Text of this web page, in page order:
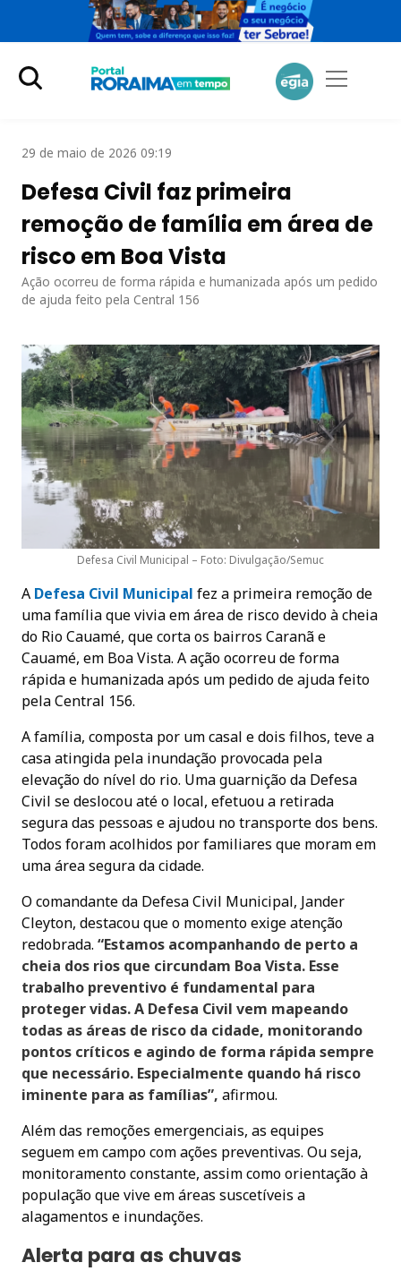
29 de maio de 2026 09:19
Defesa Civil faz primeira
remoção de família em área de
risco em Boa Vista
Ação ocorreu de forma rápida e humanizada após um pedido
de ajuda feito pela Central 156
Defesa Civil Municipal – Foto: Divulgação/Semuc
A Defesa Civil Municipal fez a primeira remoção de
uma família que vivia em área de risco devido à cheia
do Rio Cauamé, que corta os bairros Caranã e
Cauamé, em Boa Vista. A ação ocorreu de forma
rápida e humanizada após um pedido de ajuda feito
pela Central 156.
A família, composta por um casal e dois filhos, teve a
casa atingida pela inundação provocada pela
elevação do nível do rio. Uma guarnição da Defesa
Civil se deslocou até o local, efetuou a retirada
segura das pessoas e ajudou no transporte dos bens.
Todos foram acolhidos por familiares que moram em
uma área segura da cidade.
O comandante da Defesa Civil Municipal, Jander
Cleyton, destacou que o momento exige atenção
redobrada. “Estamos acompanhando de perto a
cheia dos rios que circundam Boa Vista. Esse
trabalho preventivo é fundamental para
proteger vidas. A Defesa Civil vem mapeando
todas as áreas de risco da cidade, monitorando
pontos críticos e agindo de forma rápida sempre
que necessário. Especialmente quando há risco
iminente para as famílias”, afirmou.
Além das remoções emergenciais, as equipes
seguem em campo com ações preventivas. Ou seja,
monitoramento constante, assim como orientação à
população que vive em áreas suscetíveis a
alagamentos e inundações.
Alerta para as chuvas